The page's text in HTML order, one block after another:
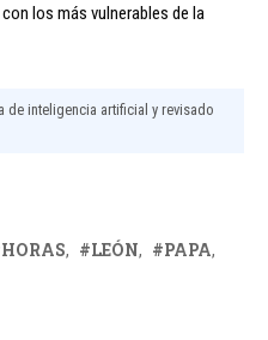
los más vulnerables de la
de inteligencia artificial y revisado
HORAS LEÓN
PAPA